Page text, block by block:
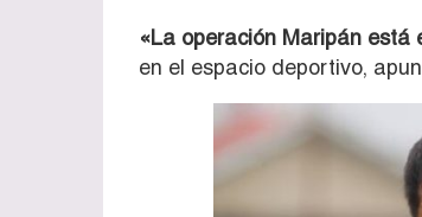
«La operación Maripán está
en el espacio deportivo,